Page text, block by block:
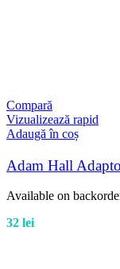
Compară
Vizualizează rapid
Adaugă în coș
Adam Hall
Available on
32 lei